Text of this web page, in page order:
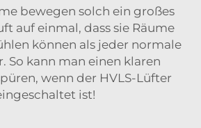
bewegen solch ein großes
auf einmal, dass sie Räume
können als jeder normale
So kann man einen klaren
wenn der HVLS-Lüfter
ist!